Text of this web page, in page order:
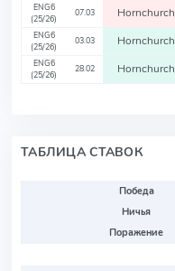
ENG6
(25/26)
07.03 Hornchurch
ENG6
(25/26)
03.03 Hornchurch
ENG6
(25/26)
28.02 Hornchurch
ТАБЛИЦА СТАВОК
Победа
Ничья
Поражение